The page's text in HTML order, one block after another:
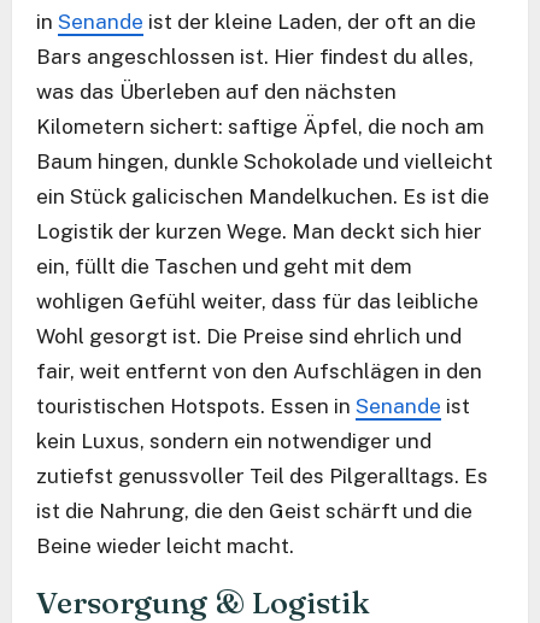
in Senande ist der kleine Laden, der oft an die
Bars angeschlossen ist. Hier findest du alles,
was das Überleben auf den nächsten
Kilometern sichert: saftige Äpfel, die noch am
Baum hingen, dunkle Schokolade und vielleicht
ein Stück galicischen Mandelkuchen. Es ist die
Logistik der kurzen Wege. Man deckt sich hier
ein, füllt die Taschen und geht mit dem
wohligen Gefühl weiter, dass für das leibliche
Wohl gesorgt ist. Die Preise sind ehrlich und
fair, weit entfernt von den Aufschlägen in den
touristischen Hotspots. Essen in Senande ist
kein Luxus, sondern ein notwendiger und
zutiefst genussvoller Teil des Pilgeralltags. Es
ist die Nahrung, die den Geist schärft und die
Beine wieder leicht macht.
Versorgung & Logistik